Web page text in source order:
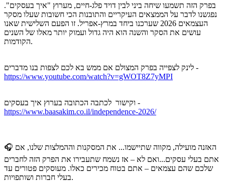
בפרק הזה תשמעו שיחה ביני לבין דויד פלג-חיים, מערוץ "איך בעסקים".
נפגשנו לדבר על הממצאים העיקריים והתובנות הכי חשובות שעלו מסקר
העצמאים 2026 שערכנו ביחד במרץ-אפריל. זו הפעם השלישית שאנו
עושים את הסקר והשנה הוא היה גדול ועמוק יותר מאלו של השנים
הקודמות.
לינק לצפייה בפרק המצולם אם ממש בא לכם לצפות בנו מדברים -
https://www.youtube.com/watch?v=gWOT8Z7yMPI
וקישור לכתבה הכתובה בערוץ איך בעסקים -
https://www.baasakim.co.il/independence-2026/
🎧 האזנה מועילה, מקווה שתיישמו... את המסקנות וההמלצות שלנו, אם
אתם בעלי עסקים...ואם לא – אז נשמח שתעבירו את הפרק הזה לחברים
שלכם שהם עצמאים – אתם בטוח מכירים כאלו. מעוסקים פטורים עד
בעלי חברות ושותפויות.